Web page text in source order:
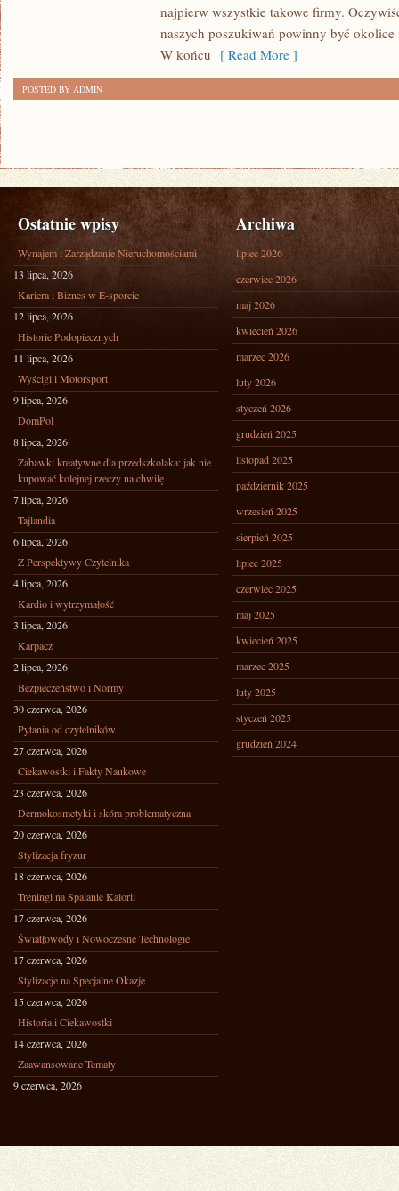
MIESZKANIA
najpierw wszystkie takowe firmy.
naszych poszukiwań powinny być okolice
W końcu [ Read More ]
POSTED BY ADMIN
Ostatnie wpisy
Wynajem i Zarządzanie Nieruchomościami
13 lipca, 2026
Kariera i Biznes w E-sporcie
12 lipca, 2026
Historie Podopiecznych
11 lipca, 2026
Wyścigi i Motorsport
9 lipca, 2026
DomPol
8 lipca, 2026
Zabawki kreatywne dla przedszkolaka: jak nie
kupować kolejnej rzeczy na chwilę
7 lipca, 2026
Tajlandia
6 lipca, 2026
Z Perspektywy Czytelnika
4 lipca, 2026
Kardio i wytrzymałość
3 lipca, 2026
Karpacz
2 lipca, 2026
Bezpieczeństwo i Normy
30 czerwca, 2026
Pytania od czytelników
27 czerwca, 2026
Ciekawostki i Fakty Naukowe
23 czerwca, 2026
Dermokosmetyki i skóra problematyczna
20 czerwca, 2026
Stylizacja fryzur
18 czerwca, 2026
Treningi na Spalanie Kalorii
17 czerwca, 2026
Światłowody i Nowoczesne Technologie
17 czerwca, 2026
Stylizacje na Specjalne Okazje
15 czerwca, 2026
Historia i Ciekawostki
14 czerwca, 2026
Zaawansowane Tematy
9 czerwca, 2026
Archiwa
lipiec 2026
czerwiec 2026
maj 2026
kwiecień 2026
marzec 2026
luty 2026
styczeń 2026
grudzień 2025
listopad 2025
październik 2025
wrzesień 2025
sierpień 2025
lipiec 2025
czerwiec 2025
maj 2025
kwiecień 2025
marzec 2025
luty 2025
styczeń 2025
grudzień 2024